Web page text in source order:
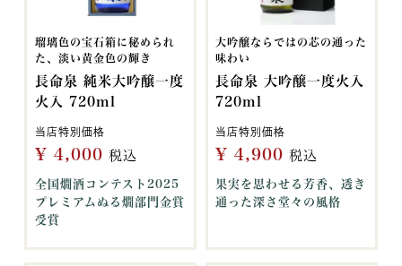
瑠璃色の宝石箱に秘められ
た、淡い黄金色の輝き
長命泉 純米大吟醸一度
火入 720ml
当店特別価格
¥ 4,000 税込
全国燗酒コンテスト2025
プレミアムぬる燗部門金賞
受賞
大吟醸ならではの芯の通った
味わい
長命泉 大吟醸一度火入
720ml
当店特別価格
¥ 4,900 税込
果実を思わせる芳香、透き
通った深さ堂々の風格